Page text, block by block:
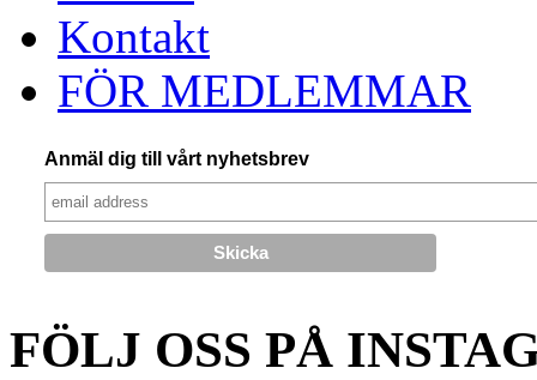
Kontakt
FÖR MEDLEMMAR
Anmäl dig till vårt nyhetsbrev
FÖLJ OSS PÅ